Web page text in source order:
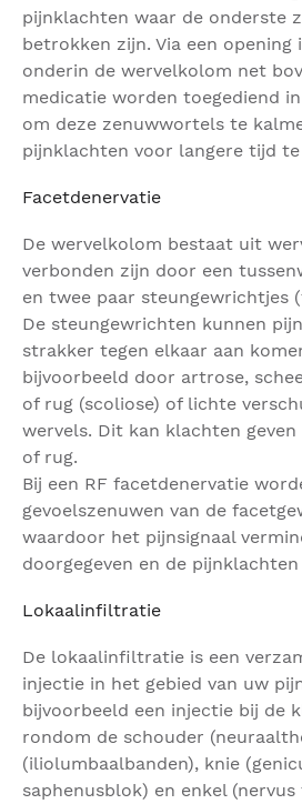
pijnklachten waar de onderste
betrokken zijn. Via een opening
onderin de wervelkolom net
medicatie worden toegediend
om deze zenuwwortels te
pijnklachten voor langere tijd
Facetdenervatie
De wervelkolom bestaat uit
verbonden zijn door een
en twee paar steungewrichtjes
De steungewrichten kunnen
strakker tegen elkaar aan
bijvoorbeeld door artrose,
of rug (scoliose) of lichte
wervels. Dit kan klachten
of rug.
Bij een RF facetdenervatie
gevoelszenuwen van de
waardoor het pijnsignaal
doorgegeven en de
Lokaalinfiltratie
De lokaalinfiltratie is een
injectie in het gebied van uw
bijvoorbeeld een injectie bij de
rondom de schouder
(iliolumbaalbanden), knie
saphenusblok) en enkel